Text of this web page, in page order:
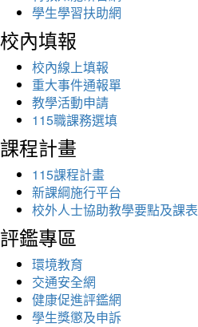
學生學習扶助網
校內填報
校內線上填報
重大事件通報單
教學活動申請
115職課務選填
課程計畫
115課程計畫
新課綱施行平台
校外人士協助教學要點及課表
評鑑專區
環境教育
交通安全網
健康促進評鑑網
學生獎懲及申訴